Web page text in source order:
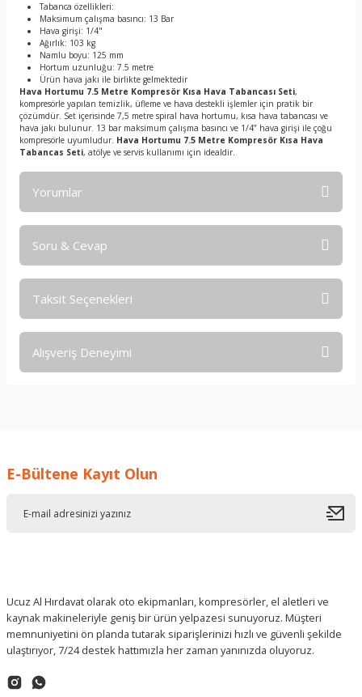
Tabanca özellikleri:
Maksimum çalışma basıncı: 13 Bar
Hava girişi: 1/4"
Ağırlık: 103 kg
Namlu boyu: 125 mm
Hortum uzunluğu: 7.5 metre
Ürün hava jakı ile birlikte gelmektedir
Hava Hortumu 7.5 Metre Kompresör Kısa Hava Tabancası Seti,
kompresörle yapılan temizlik, üfleme ve hava destekli işlemler için pratik bir
çözümdür. Set içerisinde 7,5 metre spiral hava hortumu, kısa hava tabancası ve
hava jakı bulunur. 13 bar maksimum çalışma basıncı ve 1/4” hava girişi ile çoğu
kompresörle uyumludur. Hava Hortumu 7.5 Metre Kompresör Kısa Hava
Tabancas Seti, atölye ve servis kullanımı için idealdir.
Yorumlar
Soru & Cevap
Ürün hakkında henüz soru sorulmamış.
Taksit Seçenekleri
Alışveriş Deneyimi
Deneyimini Paylaş
E-Bültene Kayıt Olun
Ucuz Al Hırdavat olarak oto ekipmanları, kompresörler, el aletleri ve
kaynak makineleriyle geniş bir ürün yelpazesi sunuyoruz. Müşteri
memnuniyetini ön planda tutarak siparişlerinizi hızlı ve güvenli şekilde
ulaştırıyor, 7/24 destek hattımızla her zaman yanınızda oluyoruz.